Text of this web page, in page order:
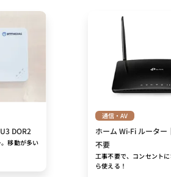
DOR2
移動が多い
通信・AV
ホーム Wi-Fi ルータ
不要
工事不要で、コンセント
ら使える！